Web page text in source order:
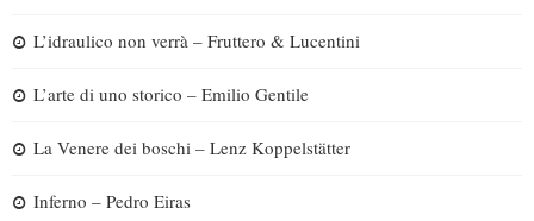
L’idraulico non verrà – Fruttero & Lucentini
L’arte di uno storico – Emilio Gentile
La Venere dei boschi – Lenz Koppelstätter
Inferno – Pedro Eiras